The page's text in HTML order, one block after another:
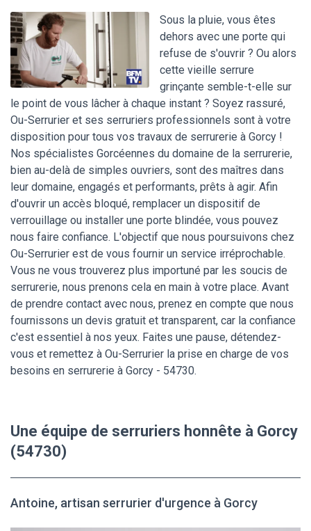
Sous la pluie, vous êtes
dehors avec une porte qui
refuse de s'ouvrir ? Ou alors
cette vieille serrure
grinçante semble-t-elle sur
le point de vous lâcher à chaque instant ? Soyez rassuré,
Ou-Serrurier et ses serruriers professionnels sont à votre
disposition pour tous vos travaux de serrurerie à Gorcy !
Nos spécialistes Gorcéennes du domaine de la serrurerie,
bien au-delà de simples ouvriers, sont des maîtres dans
leur domaine, engagés et performants, prêts à agir. Afin
d'ouvrir un accès bloqué, remplacer un dispositif de
verrouillage ou installer une porte blindée, vous pouvez
nous faire confiance. L'objectif que nous poursuivons chez
Ou-Serrurier est de vous fournir un service irréprochable.
Vous ne vous trouverez plus importuné par les soucis de
serrurerie, nous prenons cela en main à votre place. Avant
de prendre contact avec nous, prenez en compte que nous
fournissons un devis gratuit et transparent, car la confiance
c'est essentiel à nos yeux. Faites une pause, détendez-
vous et remettez à Ou-Serrurier la prise en charge de vos
besoins en serrurerie à Gorcy - 54730.
Une équipe de serruriers honnête à Gorcy
(54730)
Antoine, artisan serrurier d'urgence à Gorcy